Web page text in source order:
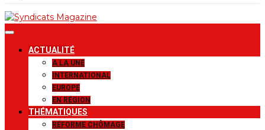
Syndicats
Magazine
Le magazine de la FGTB
ACTUALITÉ
A LA UNE
INTERNATIONAL
EUROPE
EN RÉGION
THÉMATIQUES
RÉFORME CHÔMAGE